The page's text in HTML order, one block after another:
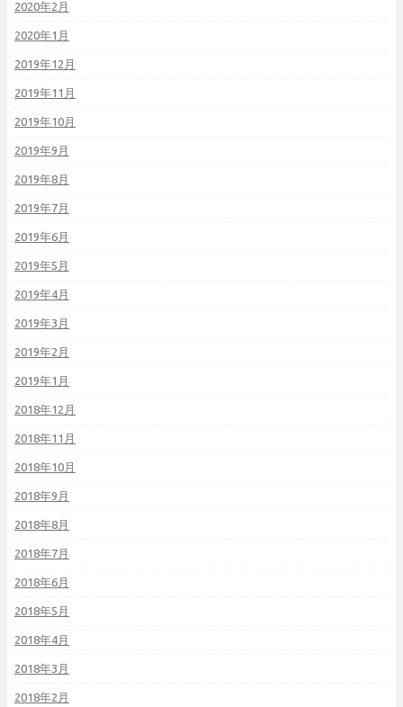
2020年2月
2020年1月
2019年12月
2019年11月
2019年10月
2019年9月
2019年8月
2019年7月
2019年6月
2019年5月
2019年4月
2019年3月
2019年2月
2019年1月
2018年12月
2018年11月
2018年10月
2018年9月
2018年8月
2018年7月
2018年6月
2018年5月
2018年4月
2018年3月
2018年2月